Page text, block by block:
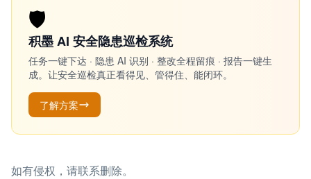
🛡️
积墨 AI 安全隐患巡检系统
任务一键下达 · 隐患 AI 识别 · 整改全程留痕 · 报告一键生
成。让安全巡检真正看得见、管得住、能闭环。
了解方案
如有侵权，请联系删除。